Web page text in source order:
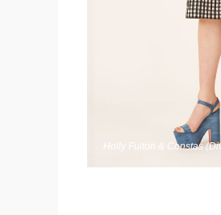
Holly Fulton & Constas